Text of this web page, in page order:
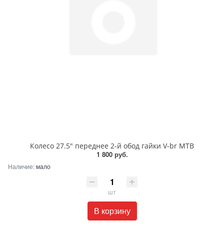
Колесо 27.5" переднее 2-й обод гайки V-br МТВ
1 800 руб.
Наличие:мало
шт
В корзину